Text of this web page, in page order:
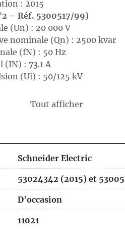
: 2015
– Réf. 5300517/99)
(Un) : 20 000 V
nominale (Qn) : 2500 kvar
(fN) : 50 Hz
(IN) : 73.1 A
(Ui) : 50/125 kV
à 75 V : 600 s
dans les réseaux
en réduisant les pertes
haute puissance
performances des
Tout afficher
Schneider Electric
53024342 (2015) et
D'occasion
11021